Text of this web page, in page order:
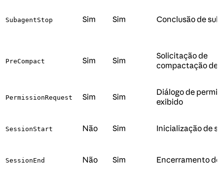
SubagentStop Sim Sim Conclusão de
PreCompact Sim Sim
Solicitação de
compactação de
PermissionRequest Sim Sim
Diálogo de
exibido
SessionStart Não Sim Inicialização de
SessionEnd Não Sim Encerramento